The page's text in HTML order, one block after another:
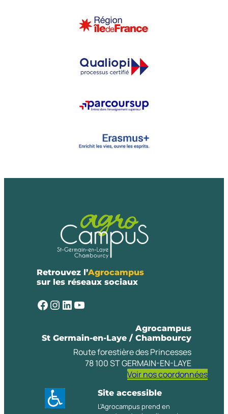
Retrouvez l’Agrocampus
sur les réseaux sociaux
Facebook Instagram LinkedIn YouTube
Agrocampus
St Germain-en-Laye / Chambourcy
Route forestière des Princesses
78 100 ST GERMAIN-EN-LAYE
Voir nos coordonnées
Site accessible
L’Agrocampus prend en